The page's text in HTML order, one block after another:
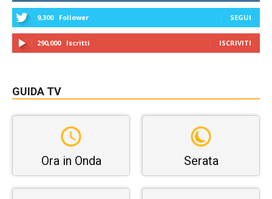
9,300 Follower SEGUI
290,000 Iscritti ISCRIVITI
GUIDA TV
Ora in Onda Serata